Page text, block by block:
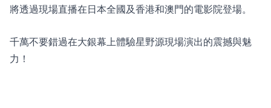
將透過現場直播在日本全國及香港和澳門的電影院登場。
千萬不要錯過在大銀幕上體驗星野源現場演出的震撼與魅
力！